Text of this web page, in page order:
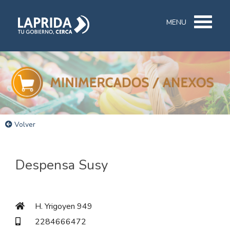
MENU
Volver
Despensa Susy
H. Yrigoyen 949
2284666472